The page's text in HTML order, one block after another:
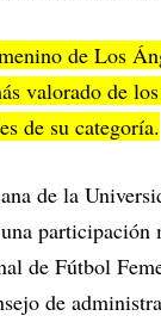
de Los
valorado de
de su categoría.
de la
participación
de Fútbol
de